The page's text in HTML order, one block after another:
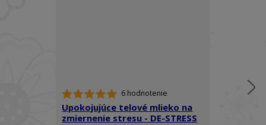
6 hodnotenie
Upokojujúce telové mlieko na
zmiernenie stresu - DE-STRESS